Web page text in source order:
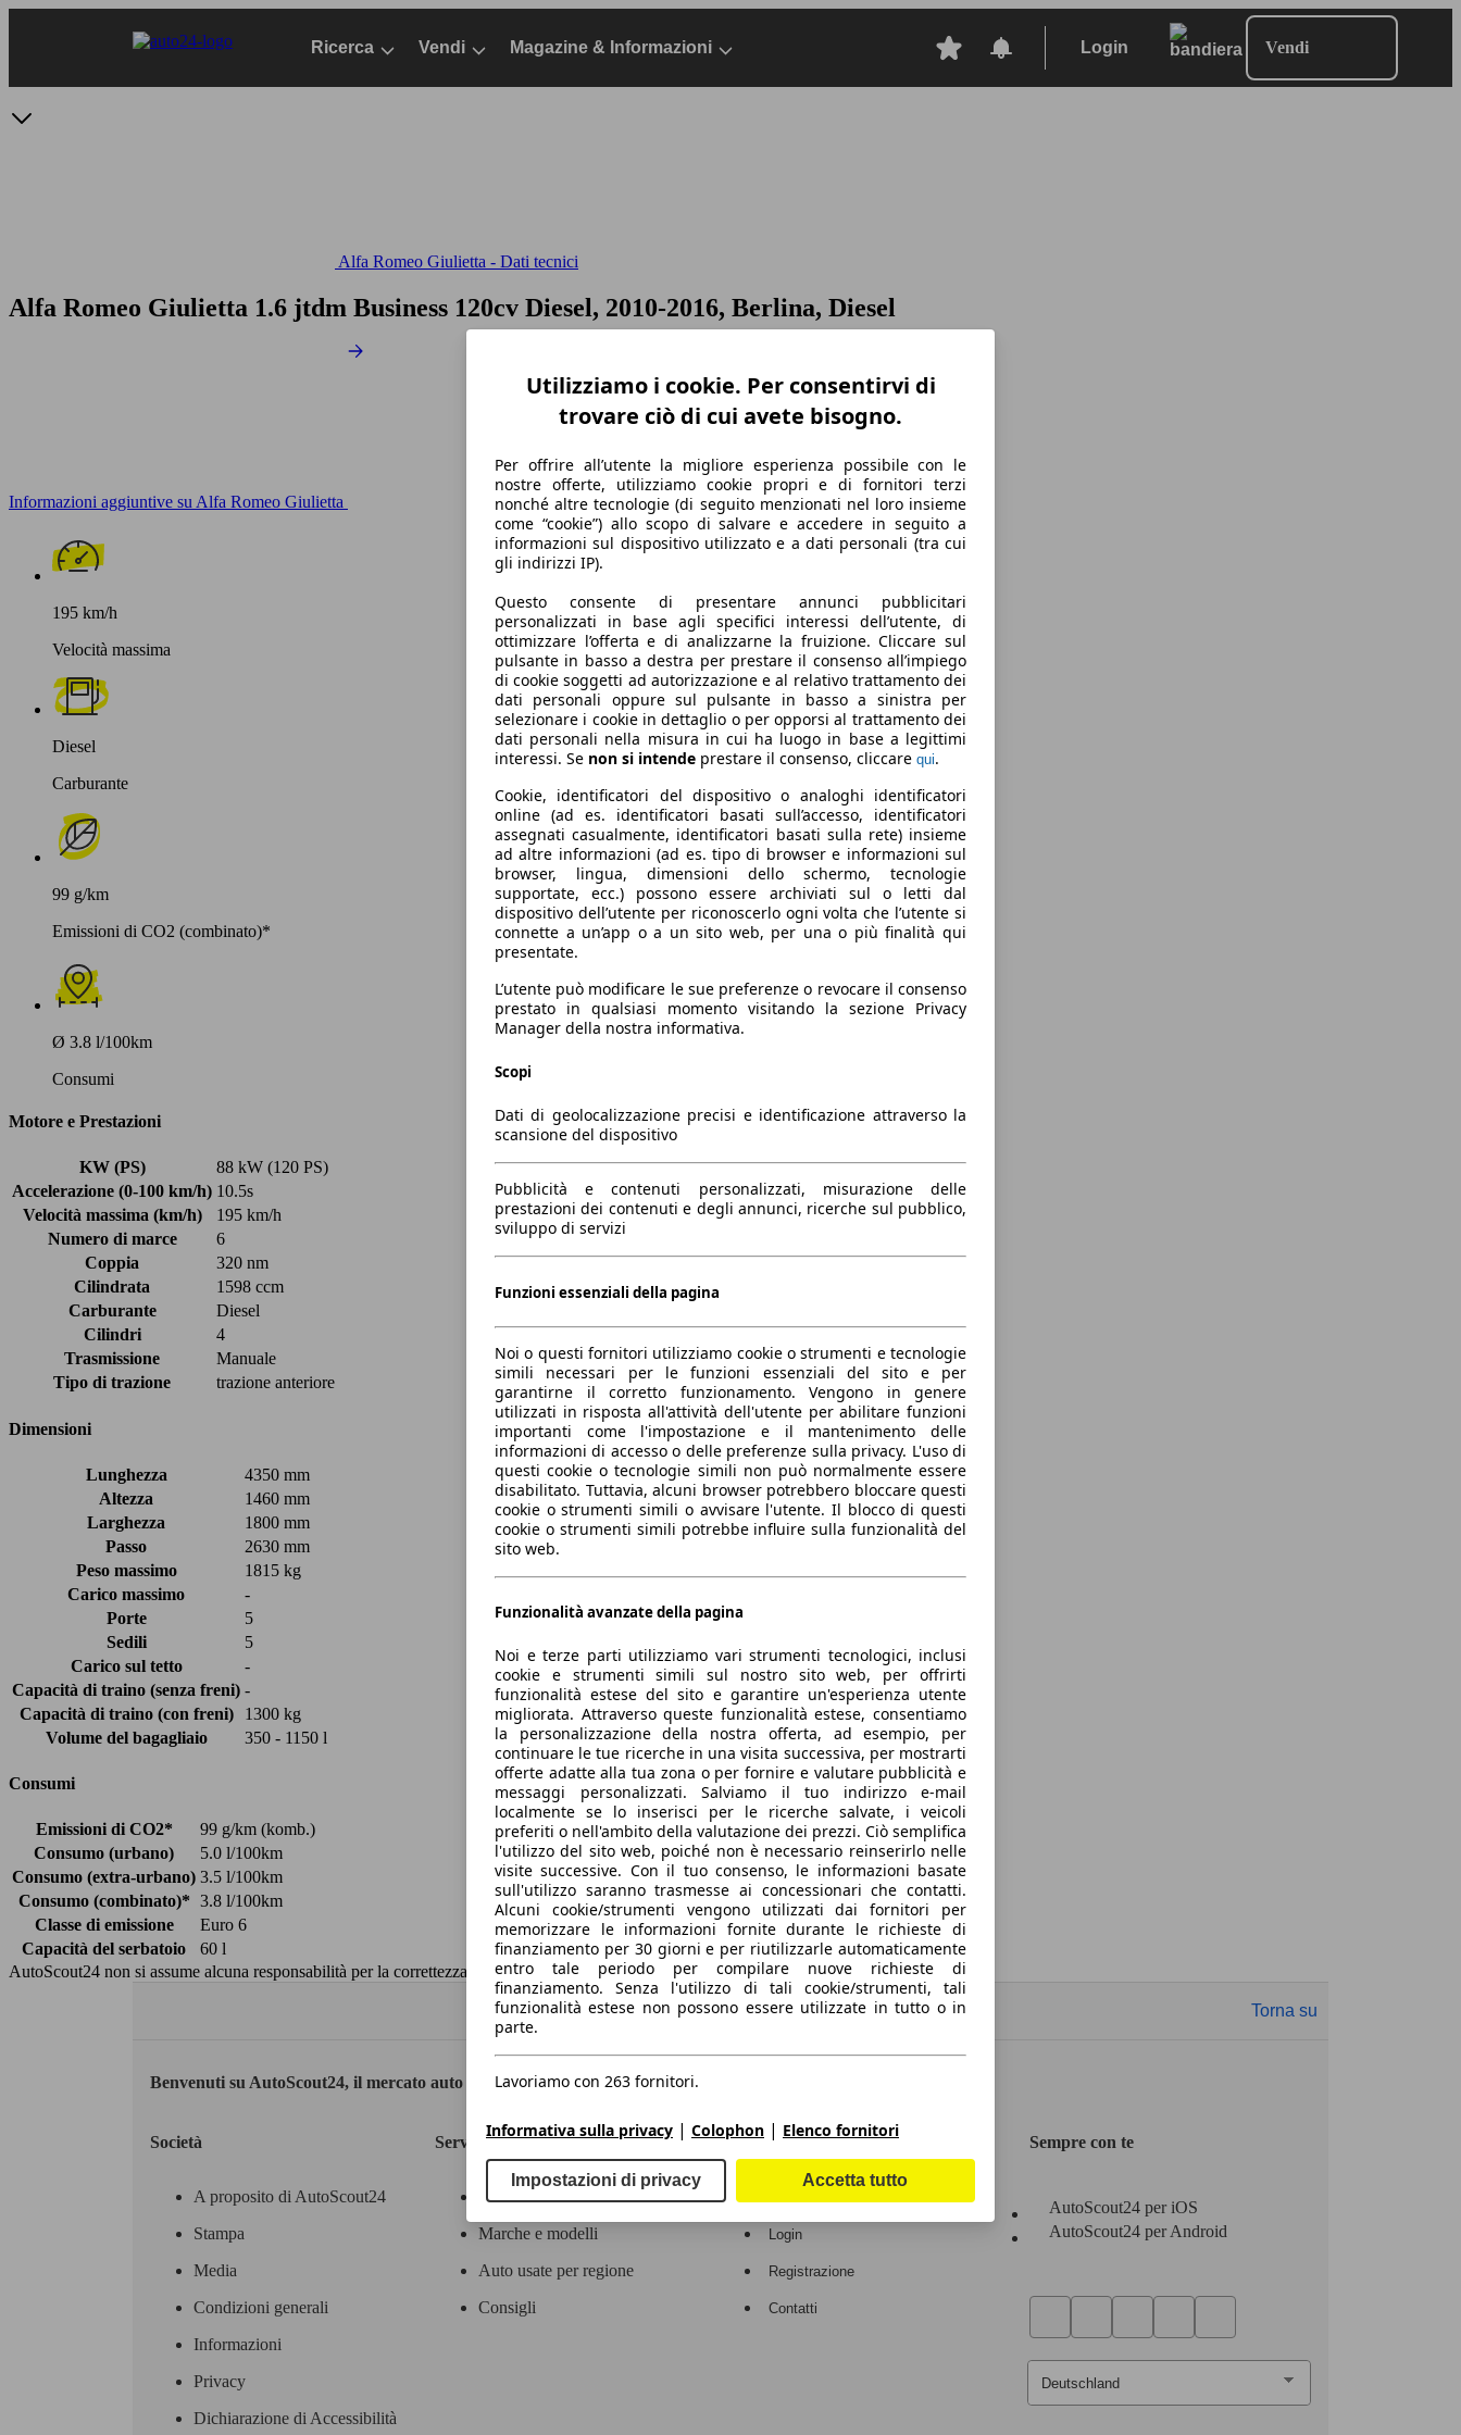
Ricerca Vendi Magazine & Informazioni Login Vendi
Alfa Romeo Giulietta - Dati tecnici
Alfa Romeo Giulietta 1.6 jtdm Business 120cv Diesel, 2010-2016, Berlina, Diesel
Informazioni aggiuntive su Alfa Romeo Giulietta
195 km/h
Velocità massima
Diesel
Carburante
99 g/km
Emissioni di CO2 (combinato)*
Ø 3.8 l/100km
Consumi
Motore e Prestazioni
KW (PS)
88 kW (120 PS)
Accelerazione (0-100 km/h) 10.5s
Velocità massima (km/h)
195 km/h
Numero di marce
6
Coppia
320 nm
Cilindrata
1598 ccm
Carburante
Diesel
Cilindri
4
Trasmissione
Manuale
Tipo di trazione
trazione anteriore
Dimensioni
Lunghezza
4350 mm
Altezza
1460 mm
Larghezza
1800 mm
Passo
2630 mm
Peso massimo
1815 kg
Carico massimo
-
Porte
5
Sedili
5
Carico sul tetto
-
Capacità di traino (senza freni) -
Capacità di traino (con freni)
1300 kg
Volume del bagagliaio
350 - 1150 l
Consumi
Emissioni di CO2*
99 g/km (komb.)
Consumo (urbano)
5.0 l/100km
Consumo (extra-urbano) 3.5 l/100km
Consumo (combinato)* 3.8 l/100km
Classe di emissione
Euro 6
Capacità del serbatoio
60 l
AutoScout24 non si assume alcuna responsabilità per la correttezza dei dati.
Torna su
Benvenuti su AutoScout24, il mercato auto europeo.
Società
A proposito di AutoScout24
Stampa
Media
Condizioni generali
Informazioni
Privacy
Dichiarazione di Accessibilità
Servizi
Contatti
Marche e modelli
Auto usate per regione
Consigli
Area rivenditori
Login
Registrazione
Contatti
Sempre con te
AutoScout24 per iOS
AutoScout24 per Android
Utilizziamo i cookie. Per consentirvi di
trovare ciò di cui avete bisogno.
Per offrire all’utente la migliore esperienza possibile con le
nostre offerte, utilizziamo cookie propri e di fornitori terzi
nonché altre tecnologie (di seguito menzionati nel loro insieme
come “cookie”) allo scopo di salvare e accedere in seguito a
informazioni sul dispositivo utilizzato e a dati personali (tra cui
gli indirizzi IP).
Questo consente di presentare annunci pubblicitari
personalizzati in base agli specifici interessi dell’utente, di
ottimizzare l’offerta e di analizzarne la fruizione. Cliccare sul
pulsante in basso a destra per prestare il consenso all’impiego
di cookie soggetti ad autorizzazione e al relativo trattamento dei
dati personali oppure sul pulsante in basso a sinistra per
selezionare i cookie in dettaglio o per opporsi al trattamento dei
dati personali nella misura in cui ha luogo in base a legittimi
interessi. Se non si intende prestare il consenso, cliccare qui.
Cookie, identificatori del dispositivo o analoghi identificatori
online (ad es. identificatori basati sull’accesso, identificatori
assegnati casualmente, identificatori basati sulla rete) insieme
ad altre informazioni (ad es. tipo di browser e informazioni sul
browser, lingua, dimensioni dello schermo, tecnologie
supportate, ecc.) possono essere archiviati sul o letti dal
dispositivo dell’utente per riconoscerlo ogni volta che l’utente si
connette a un’app o a un sito web, per una o più finalità qui
presentate.
L’utente può modificare le sue preferenze o revocare il consenso
prestato in qualsiasi momento visitando la sezione Privacy
Manager della nostra informativa.
Scopi
Dati di geolocalizzazione precisi e identificazione attraverso la
scansione del dispositivo
Pubblicità e contenuti personalizzati, misurazione delle
prestazioni dei contenuti e degli annunci, ricerche sul pubblico,
sviluppo di servizi
Funzioni essenziali della pagina
Noi o questi fornitori utilizziamo cookie o strumenti e tecnologie
simili necessari per le funzioni essenziali del sito e per
garantirne il corretto funzionamento. Vengono in genere
utilizzati in risposta all'attività dell'utente per abilitare funzioni
importanti come l'impostazione e il mantenimento delle
informazioni di accesso o delle preferenze sulla privacy. L'uso di
questi cookie o tecnologie simili non può normalmente essere
disabilitato. Tuttavia, alcuni browser potrebbero bloccare questi
cookie o strumenti simili o avvisare l'utente. Il blocco di questi
cookie o strumenti simili potrebbe influire sulla funzionalità del
sito web.
Funzionalità avanzate della pagina
Noi e terze parti utilizziamo vari strumenti tecnologici, inclusi
cookie e strumenti simili sul nostro sito web, per offrirti
funzionalità estese del sito e garantire un'esperienza utente
migliorata. Attraverso queste funzionalità estese, consentiamo
la personalizzazione della nostra offerta, ad esempio, per
continuare le tue ricerche in una visita successiva, per mostrarti
offerte adatte alla tua zona o per fornire e valutare pubblicità e
messaggi personalizzati. Salviamo il tuo indirizzo e-mail
localmente se lo inserisci per le ricerche salvate, i veicoli
preferiti o nell'ambito della valutazione dei prezzi. Ciò semplifica
l'utilizzo del sito web, poiché non è necessario reinserirlo nelle
visite successive. Con il tuo consenso, le informazioni basate
sull'utilizzo saranno trasmesse ai concessionari che contatti.
Alcuni cookie/strumenti vengono utilizzati dai fornitori per
memorizzare le informazioni fornite durante le richieste di
finanziamento per 30 giorni e per riutilizzarle automaticamente
entro tale periodo per compilare nuove richieste di
finanziamento. Senza l'utilizzo di tali cookie/strumenti, tali
funzionalità estese non possono essere utilizzate in tutto o in
parte.
Lavoriamo con 263 fornitori.
Informativa sulla privacy | Colophon | Elenco fornitori
Impostazioni di privacy Accetta tutto